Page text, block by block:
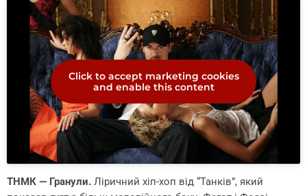
Click to accept marketing cookies
and enable this content
ТНМК — Гранули. Ліричний хіп-хоп від “Танків”, який